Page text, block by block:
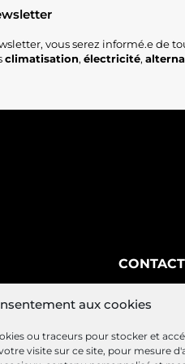
aux cookies
ou traceurs pour stocker et
visite sur ce site, pour mesure
vous serez informé.e de
climatisation, électricité,
CONTACT
AtelierD
88200
03 29 22 34